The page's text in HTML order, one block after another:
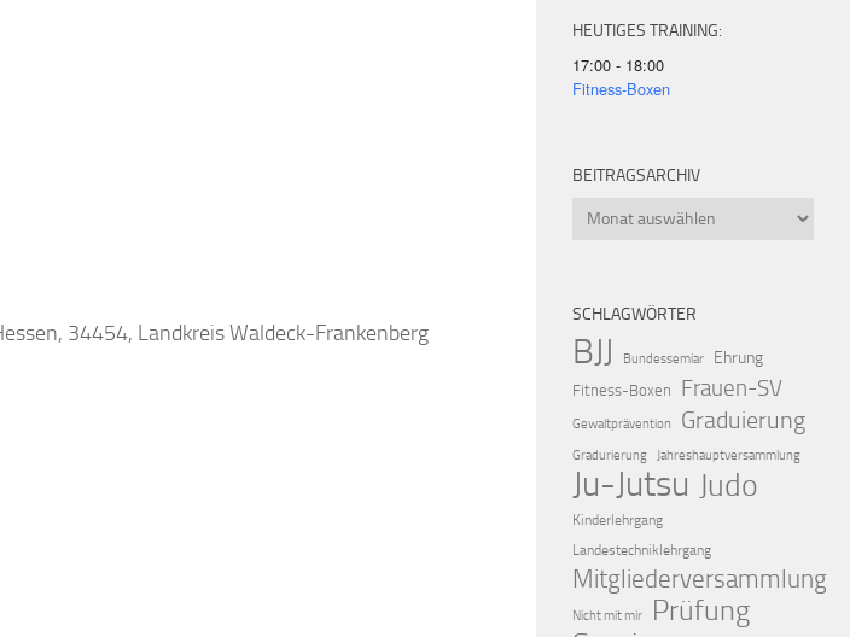
34454, Landkreis Waldeck-Frankenberg
HEUTIGES TRAINING:
17:00 - 18:00
Fitness-Boxen
BEITRAGSARCHIV
Beitragsarchiv
SCHLAGWÖRTER
BJJ Bundessemiar Ehrung
Fitness-Boxen Frauen-SV
Gewaltprävention Graduierung
Gradurierung Jahreshauptversammlung
Ju-Jutsu Judo
Kinderlehrgang
Landestechniklehrgang
Mitgliederversammlung
Nicht mit mir Prüfung